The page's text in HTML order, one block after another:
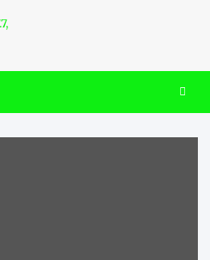
LIVRE 87.7, 106